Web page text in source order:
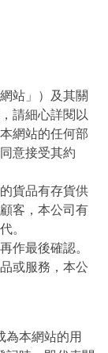
站」）及其關
請細心詳閱以
網站的任何部
意接受其約
貨品有存貨供
客，本公司有
。
作最後確認。
或服務，本公
為本網站的用